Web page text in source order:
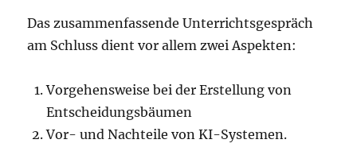
Das zusammenfassende Unterrichtsgespräch
am Schluss dient vor allem zwei Aspekten:
Vorgehensweise bei der Erstellung von
Entscheidungsbäumen
Vor- und Nachteile von KI-Systemen.